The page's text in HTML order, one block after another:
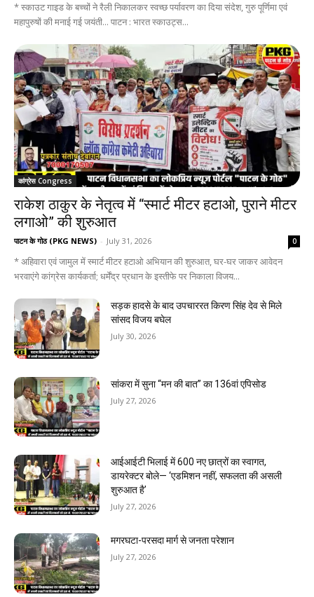
* स्काउट गाइड के बच्चों ने रैली निकालकर स्वच्छ पर्यावरण का दिया संदेश, गुरु पूर्णिमा एवं
महापुरुषों की मनाई गई जयंती... पाटन : भारत स्काउट्स...
कांग्रेस Congress
राकेश ठाकुर के नेतृत्व में “स्मार्ट मीटर हटाओ, पुराने मीटर
लगाओ” की शुरुआत
पाटन के गोठ (PKG NEWS) - July 31, 2026 0
* अहिवारा एवं जामुल में स्मार्ट मीटर हटाओ अभियान की शुरुआत, घर-घर जाकर आवेदन
भरवाएंगे कांग्रेस कार्यकर्ता; धर्मेंद्र प्रधान के इस्तीफे पर निकाला विजय...
सड़क हादसे के बाद उपचाररत किरण सिंह देव से मिले
सांसद विजय बघेल
July 30, 2026
सांकरा में सुना “मन की बात” का 136वां एपिसोड
July 27, 2026
आईआईटी भिलाई में 600 नए छात्रों का स्वागत,
डायरेक्टर बोले— ‘एडमिशन नहीं, सफलता की असली
शुरुआत है’
July 27, 2026
मगरघटा-परसदा मार्ग से जनता परेशान
July 27, 2026